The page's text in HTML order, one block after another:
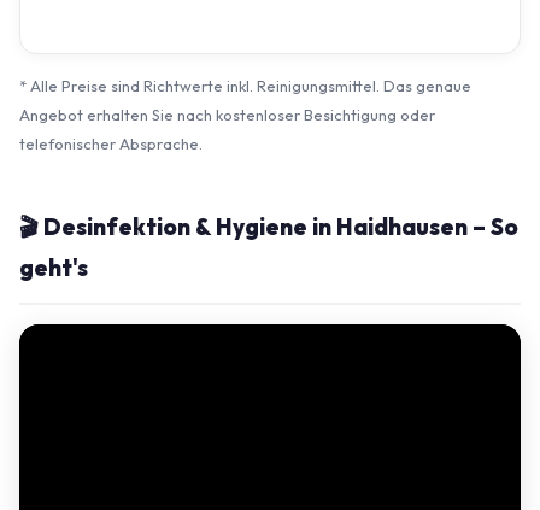
* Alle Preise sind Richtwerte inkl. Reinigungsmittel. Das genaue
Angebot erhalten Sie nach kostenloser Besichtigung oder
telefonischer Absprache.
🎬 Desinfektion & Hygiene in Haidhausen – So
geht's